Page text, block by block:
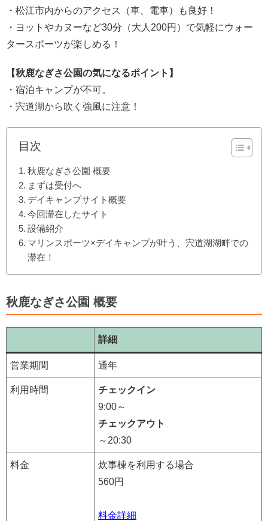
・松江市内からのアクセス（車、電車）も良好！
・ヨットやカヌーなど30分（大人200円）で気軽にウォー
タースポーツが楽しめる！
【秋鹿なぎさ公園の気になるポイント】
・宿泊キャンプが不可。
・宍道湖から吹く強風に注意！
目次
秋鹿なぎさ公園 概要
まずは受付へ
デイキャンプサイト概要
今回滞在したサイト
設備紹介
マリンスポーツ×デイキャンプが叶う、宍道湖湖畔での
滞在！
秋鹿なぎさ公園 概要
詳細
営業期間 通年
利用時間
チェックイン
9:00～
チェックアウト
～20:30
料金
炊事棟を利用する場合
560円
料金詳細